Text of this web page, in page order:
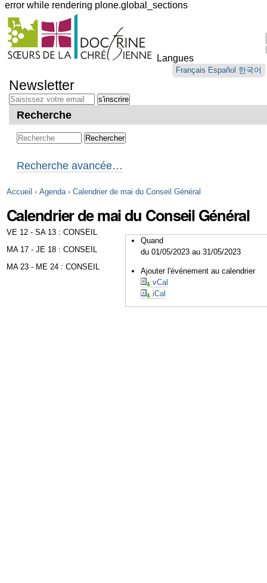
error while rendering plone.global_sections
Outils
personnels
Langues
Français Español 한국어
au
contenu.
Aller
navigation
Newsletter
Recherche
Recherche avancée…
Accueil › Agenda › Calendrier de mai du Conseil Général
Calendrier de mai du Conseil Général
Quand
du 01/05/2023 au 31/05/2023
Ajouter l'événement au calendrier
vCal
iCal
VE 12 - SA 13 : CONSEIL
MA 17 - JE 18 : CONSEIL
MA 23 - ME 24 : CONSEIL